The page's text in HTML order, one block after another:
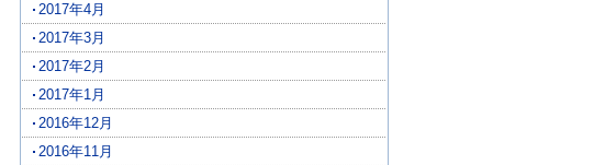
2017年4月
2017年3月
2017年2月
2017年1月
2016年12月
2016年11月